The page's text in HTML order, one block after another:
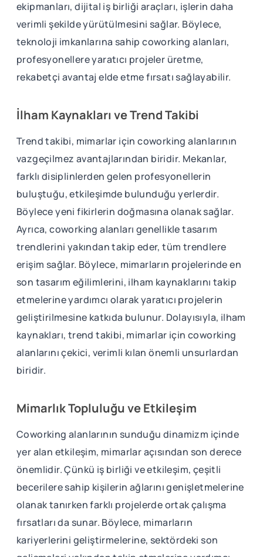
ekipmanları, dijital iş birliği araçları, işlerin daha
verimli şekilde yürütülmesini sağlar. Böylece,
teknoloji imkanlarına sahip coworking alanları,
profesyonellere yaratıcı projeler üretme,
rekabetçi avantaj elde etme fırsatı sağlayabilir.
İlham Kaynakları ve Trend Takibi
Trend takibi, mimarlar için coworking alanlarının
vazgeçilmez avantajlarından biridir. Mekanlar,
farklı disiplinlerden gelen profesyonellerin
buluştuğu, etkileşimde bulunduğu yerlerdir.
Böylece yeni fikirlerin doğmasına olanak sağlar.
Ayrıca, coworking alanları genellikle tasarım
trendlerini yakından takip eder, tüm trendlere
erişim sağlar. Böylece, mimarların projelerinde en
son tasarım eğilimlerini, ilham kaynaklarını takip
etmelerine yardımcı olarak yaratıcı projelerin
geliştirilmesine katkıda bulunur. Dolayısıyla, ilham
kaynakları, trend takibi, mimarlar için coworking
alanlarını çekici, verimli kılan önemli unsurlardan
biridir.
Mimarlık Topluluğu ve Etkileşim
Coworking alanlarının sunduğu dinamizm içinde
yer alan etkileşim, mimarlar açısından son derece
önemlidir. Çünkü iş birliği ve etkileşim, çeşitli
becerilere sahip kişilerin ağlarını genişletmelerine
olanak tanırken farklı projelerde ortak çalışma
fırsatları da sunar. Böylece, mimarların
kariyerlerini geliştirmelerine, sektördeki son